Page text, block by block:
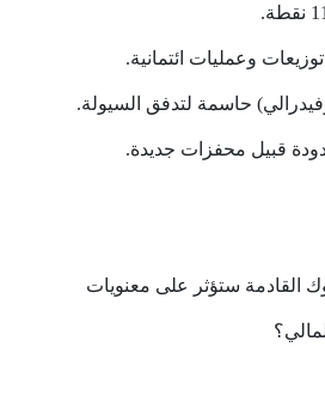
وعمليات ائتمانية.
حاسمة لتدفق السيولة.
قبيل محفزات جديدة.
القادمة ستؤثر على معنويات